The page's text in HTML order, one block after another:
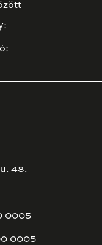
48.
0005
0005